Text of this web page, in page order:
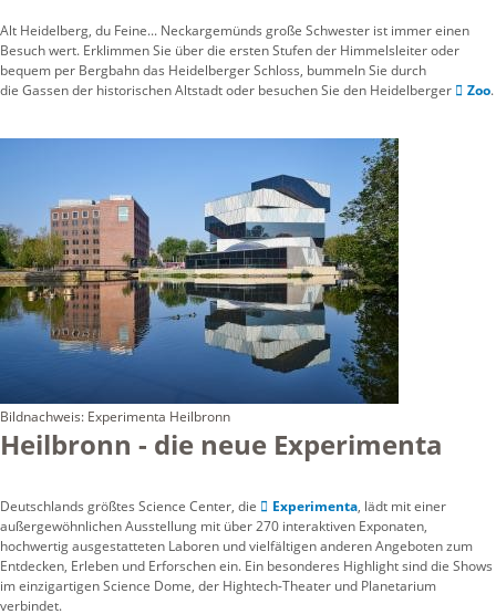
Alt Heidelberg, du Feine... Neckargemünds große Schwester ist immer einen
Besuch wert. Erklimmen Sie über die ersten Stufen der Himmelsleiter oder
bequem per Bergbahn das Heidelberger Schloss, bummeln Sie durch
die Gassen der historischen Altstadt oder besuchen Sie den Heidelberger
Zoo.
Bildnachweis: Experimenta Heilbronn
Heilbronn - die neue Experimenta
Deutschlands größtes Science Center, die Experimenta, lädt mit einer
außergewöhnlichen Ausstellung mit über 270 interaktiven Exponaten,
hochwertig ausgestatteten Laboren und vielfältigen anderen Angeboten zum
Entdecken, Erleben und Erforschen ein. Ein besonderes Highlight sind die Shows
im einzigartigen Science Dome, der Hightech-Theater und Planetarium
verbindet.